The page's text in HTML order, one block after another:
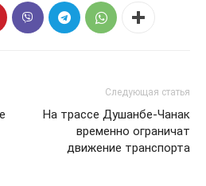
Следующая статья
На трассе Душанбе-Чанак
временно ограничат
движение транспорта